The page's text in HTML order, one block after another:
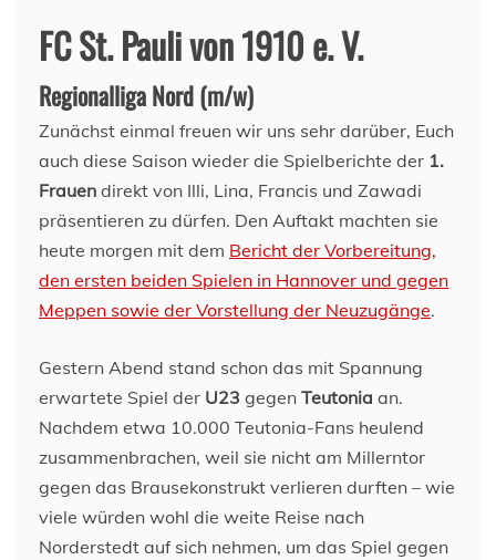
FC St. Pauli von 1910 e. V.
Regionalliga Nord (m/w)
Zunächst einmal freuen wir uns sehr darüber, Euch
auch diese Saison wieder die Spielberichte der 1.
Frauen direkt von Illi, Lina, Francis und Zawadi
präsentieren zu dürfen. Den Auftakt machten sie
heute morgen mit dem Bericht der Vorbereitung,
den ersten beiden Spielen in Hannover und gegen
Meppen sowie der Vorstellung der Neuzugänge.
Gestern Abend stand schon das mit Spannung
erwartete Spiel der U23 gegen Teutonia an.
Nachdem etwa 10.000 Teutonia-Fans heulend
zusammenbrachen, weil sie nicht am Millerntor
gegen das Brausekonstrukt verlieren durften – wie
viele würden wohl die weite Reise nach
Norderstedt auf sich nehmen, um das Spiel gegen